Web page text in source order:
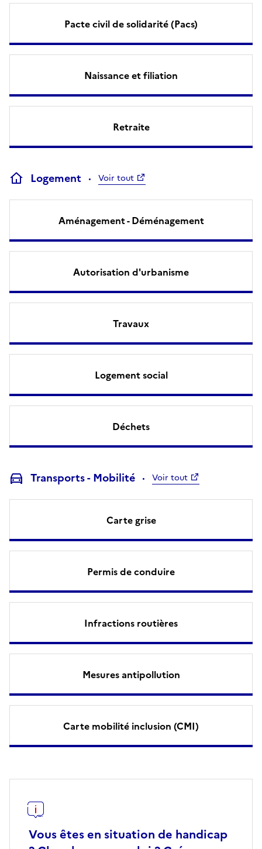
Pacte civil de solidarité (Pacs)
Naissance et filiation
Retraite
Logement Voir tout
Aménagement - Déménagement
Autorisation d'urbanisme
Travaux
Logement social
Déchets
Transports - Mobilité Voir tout
Carte grise
Permis de conduire
Infractions routières
Mesures antipollution
Carte mobilité inclusion (CMI)
Vous êtes en situation de handicap